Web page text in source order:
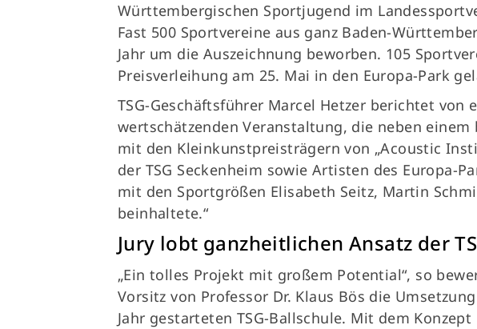
Württembergischen Sportjugend im
Fast 500 Sportvereine aus ganz Baden-
Jahr um die Auszeichnung beworben. 105
Preisverleihung am 25. Mai in den Europa-Park
TSG-Geschäftsführer Marcel Hetzer berichtet von
wertschätzenden Veranstaltung, die neben
mit den Kleinkunstpreisträgern von „Acoustic
der TSG Seckenheim sowie Artisten des Europa-
mit den Sportgrößen Elisabeth Seitz, Martin
beinhaltete.“
Jury lobt ganzheitlichen Ansatz der
„Ein tolles Projekt mit großem Potential“, so
Vorsitz von Professor Dr. Klaus Bös die
Jahr gestarteten TSG-Ballschule. Mit dem